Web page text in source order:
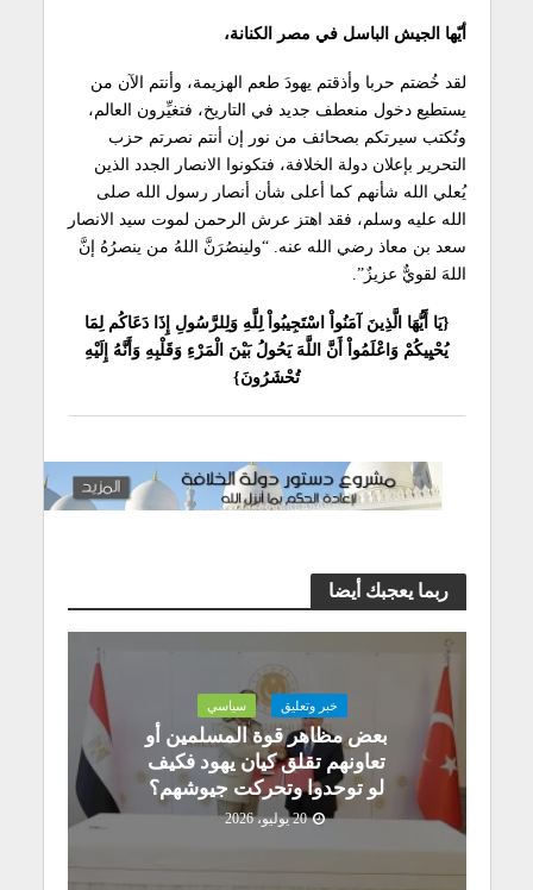
أيّها الجيش الباسل في مصر الكنانة،
لقد خُضتم حربا وأذقتم يهودَ طعم الهزيمة، وأنتم الآن من
يستطيع دخول منعطف جديد في التاريخ، فتغيِّرون العالم،
وتُكتب سيرتكم بصحائف من نور إن أنتم نصرتم حزب
التحرير بإعلان دولة الخلافة، فتكونوا الانصار الجدد الذين
يُعلي الله شأنهم كما أعلى شأن أنصار رسول الله صلى
الله عليه وسلم، فقد اهتز عرش الرحمن لموت سيد الانصار
سعد بن معاذ رضي الله عنه. “ولينصُرَنَّ اللهُ من ينصرُهُ إنَّ
اللهَ لقويٌّ عزيزٌ”.
{يَا أَيُّهَا الَّذِينَ آمَنُواْ اسْتَجِيبُواْ لِلَّهِ وَلِلرَّسُولِ إِذَا دَعَاكُم لِمَا
يُحْيِيكُمْ وَاعْلَمُواْ أَنَّ اللَّهَ يَحُولُ بَيْنَ الْمَرْءِ وَقَلْبِهِ وَأَنَّهُ إِلَيْهِ
تُحْشَرُونَ}
ربما يعجبك أيضا
خبر وتعليق سياسي
بعض مظاهر قوة المسلمين أو
تعاونهم تقلق كيان يهود فكيف
لو توحدوا وتحركت جيوشهم؟
20 يوليو، 2026